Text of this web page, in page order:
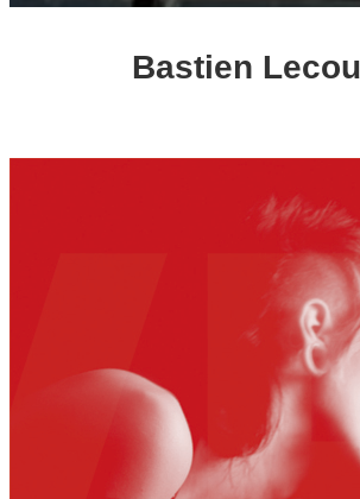
Bastien